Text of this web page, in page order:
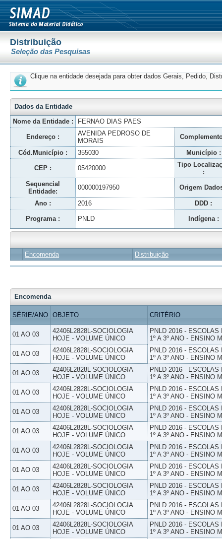
Distribuição
Seleção das Pesquisas
Clique na entidade desejada para obter dados Gerais, Pedido,
Dados da Entidade
Nome da Entidade :
FERNAO DIAS PAES
Endereço :
AVENIDA PEDROSO DE
MORAIS
Cód.Município : 355030 Município :
CEP : 05420000
Tipo
:
Sequencial
Entidade:
000000197950 Origem
Ano : 2016 DDD :
Programa : PNLD Indígena :
Encomenda Distribuição
Encomenda
SÉRIE/ANO OBJETO CRITÉRIO
01 AO 03
42406L2828L-SOCIOLOGIA
HOJE - VOLUME ÚNICO
PNLD 2016 -
1º A 3º ANO - ENSINO
01 AO 03
42406L2828L-SOCIOLOGIA
HOJE - VOLUME ÚNICO
PNLD 2016 -
1º A 3º ANO - ENSINO
01 AO 03
42406L2828L-SOCIOLOGIA
HOJE - VOLUME ÚNICO
PNLD 2016 -
1º A 3º ANO - ENSINO
01 AO 03
42406L2828L-SOCIOLOGIA
HOJE - VOLUME ÚNICO
PNLD 2016 -
1º A 3º ANO - ENSINO
01 AO 03
42406L2828L-SOCIOLOGIA
HOJE - VOLUME ÚNICO
PNLD 2016 -
1º A 3º ANO - ENSINO
01 AO 03
42406L2828L-SOCIOLOGIA
HOJE - VOLUME ÚNICO
PNLD 2016 -
1º A 3º ANO - ENSINO
01 AO 03
42406L2828L-SOCIOLOGIA
HOJE - VOLUME ÚNICO
PNLD 2016 -
1º A 3º ANO - ENSINO
01 AO 03
42406L2828L-SOCIOLOGIA
HOJE - VOLUME ÚNICO
PNLD 2016 -
1º A 3º ANO - ENSINO
01 AO 03
42406L2828L-SOCIOLOGIA
HOJE - VOLUME ÚNICO
PNLD 2016 -
1º A 3º ANO - ENSINO
01 AO 03
42406L2828L-SOCIOLOGIA
HOJE - VOLUME ÚNICO
PNLD 2016 -
1º A 3º ANO - ENSINO
01 AO 03
42406L2828L-SOCIOLOGIA
HOJE - VOLUME ÚNICO
PNLD 2016 -
1º A 3º ANO - ENSINO